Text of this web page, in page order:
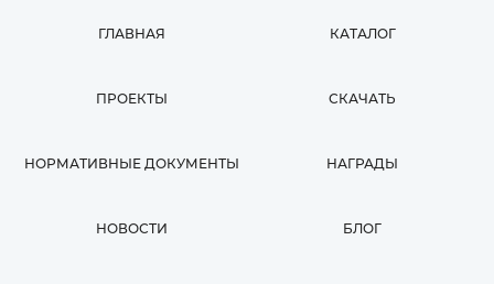
ГЛАВНАЯ КАТАЛОГ
ПРОЕКТЫ СКАЧАТЬ
НОРМАТИВНЫЕ ДОКУМЕНТЫ НАГРАДЫ
НОВОСТИ БЛОГ